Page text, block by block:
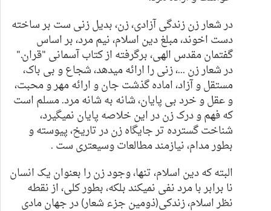
در شعار زن زندگی آزادی، زن، بدیل زنی ست بر ساخته
دست اخوند، مبلغ دین اسلام، نیم مرد، بر اساس
گفتمان مقدس الهی، برگرفته از کتاب آسمانی "قران."
در شعار زن ...، زنی را ارائه میدهد، شجاع و بی باک،
مستقل و آزاد، اماده گذشت جان و ارائه مهر و محبت،
و عقل و خرد بی پایان، شانه به شانه مرد. مسلم است
که فهم و درک زن در این خلاصه پایان نمیگیرد،
شناخت گسترده تر جایگاه زن در تاریخ، پیوسته و
بطور مدام، نیازمند مطالعات وسیعتری ست .
البته که دین اسلام، تنها، وجود زن را بعنوان یک انسان
نا برابر با مرد نفی نمیکند بلکه، بطور کلی،از نقطه
نظر اسلام،زندکی(ذومین جزء شعار) در جهان مادی